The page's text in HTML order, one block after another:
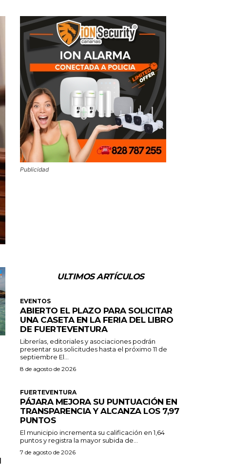
Publicidad
ULTIMOS ARTÍCULOS
EVENTOS
ABIERTO EL PLAZO PARA SOLICITAR
UNA CASETA EN LA FERIA DEL LIBRO
DE FUERTEVENTURA
Librerías, editoriales y asociaciones podrán
presentar sus solicitudes hasta el próximo 11 de
septiembre El...
8 de agosto de 2026
FUERTEVENTURA
PÁJARA MEJORA SU PUNTUACIÓN EN
TRANSPARENCIA Y ALCANZA LOS 7,97
PUNTOS
El municipio incrementa su calificación en 1,64
puntos y registra la mayor subida de...
7 de agosto de 2026